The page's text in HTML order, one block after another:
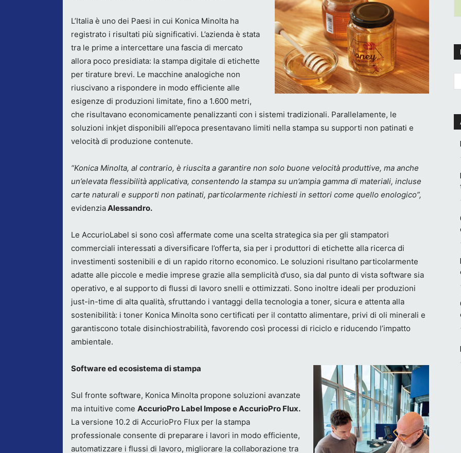
L’Italia è uno dei Paesi in cui Konica Minolta ha
registrato i risultati più significativi. L’azienda è stata
tra le prime a intercettare una fascia di mercato
allora poco presidiata: la stampa digitale di etichette
per tirature brevi. Le macchine analogiche non
riuscivano a rispondere in modo efficiente alle
esigenze di produzioni limitate, fino a 1.600 metri,
che risultavano economicamente penalizzanti con i sistemi tradizionali. Parallelamente, le
soluzioni inkjet disponibili all’epoca presentavano limiti nella stampa su supporti non patinati e
velocità di produzione contenute.
“Konica Minolta, al contrario, è riuscita a garantire non solo buone velocità produttive, ma anche
un’elevata flessibilità applicativa, consentendo la stampa su un’ampia gamma di materiali, incluse
carte naturali e supporti non patinati, particolarmente richiesti in settori come quello enologico”,
evidenziaAlessandro.
Le AccurioLabel si sono così affermate come una scelta strategica sia per gli stampatori
commerciali interessati a diversificare l’offerta, sia per i produttori di etichette alla ricerca di
investimenti sostenibili e di un rapido ritorno economico. Le soluzioni risultano particolarmente
adatte alle piccole e medie imprese grazie alla semplicità d’uso, sia dal punto di vista software sia
operativo, e al supporto di flussi di lavoro snelli e ottimizzati. Sono inoltre ideali per produzioni
just-in-time di alta qualità, sfruttando i vantaggi della tecnologia a toner, sicura e attenta alla
sostenibilità: i toner Konica Minolta sono certificati per il contatto alimentare, privi di oli minerali e
garantiscono totale disinchiostrabilità, favorendo così processi di riciclo e riducendo l’impatto
ambientale.
Software ed ecosistema di stampa
Sul fronte software, Konica Minolta propone soluzioni avanzate
ma intuitive come AccurioPro Label Impose e AccurioPro Flux.
La versione 10.2 di AccurioPro Flux per la stampa
professionale consente di preparare i lavori in modo efficiente,
automatizzare i flussi di lavoro, migliorare la collaborazione tra